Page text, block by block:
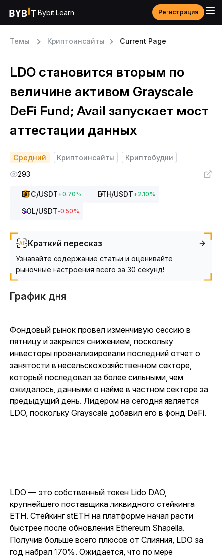
Bybit Learn Регистрация
Темы Криптоинсайты Current Page
LDO становится вторым по
величине активом Grayscale
DeFi Fund; Avail запускает мост
аттестации данных
Средний Криптоинсайты
Криптобудни
293
BTC/USDT+0.70% ETH/USDT+2.10%
SOL/USDT-0.50%
Краткий пересказ
Узнавайте содержание статьи и оценивайте
рыночные настроения всего за 30 секунд!
График дня
Фондовый рынок провел изменчивую сессию в
пятницу и закрылся снижением, поскольку
инвесторы проанализировали последний отчет о
занятости в несельскохозяйственном секторе,
который последовал за более сильными, чем
ожидалось, данными о найме в частном секторе за
предыдущий день. Лидером на сегодня является
LDO, поскольку Grayscale добавил его в фонд DeFi.
LDO — это собственный токен Lido DAO,
крупнейшего поставщика ликвидного стейкинга
ETH. Стейкинг stETH на платформе начал расти
быстрее после обновления Ethereum Shapella.
Получив больше всего плюсов от Слияния, LDO за
год набрал 170%. Ожидается, что по мере